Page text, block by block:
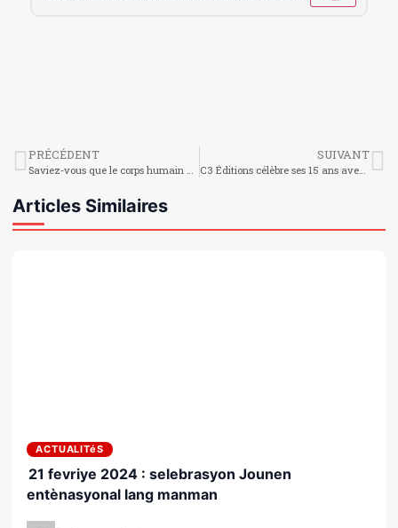
PRÉCÉDENT
Saviez-vous que le corps humain est une machine incroyable?
SUIVANT
C3 Éditions célèbre ses 15 ans avec une foire du livre et des activités culturelles à Quisqueya
Articles Similaires
ACTUALITéS
21 fevriye 2024 : selebrasyon Jounen
entènasyonal lang manman